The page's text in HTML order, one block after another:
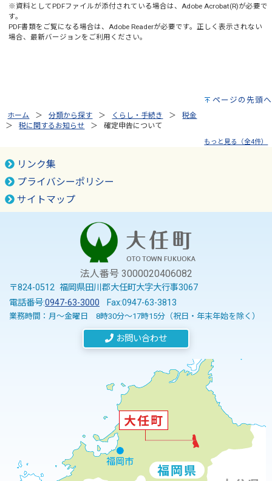
※資料としてPDFファイルが添付されている場合は、Adobe Acrobat(R)が必要で
す。
PDF書類をご覧になる場合は、Adobe Readerが必要です。正しく表示されない
場合、最新バージョンをご利用ください。
ページの先頭へ
ホーム 分類から探す くらし・手続き
税金
税に関するお知らせ
確定申告について
もっと見る（全4件）
リンク集
プライバシーポリシー
サイトマップ
法人番号 3000020406082
〒824-0512 福岡県田川郡大任町大字大行事3067
電話番号:0947-63-3000 Fax:0947-63-3813
業務時間：月～金曜日 8時30分～17時15分（祝日・年末年始を除く）
お問い合わせ